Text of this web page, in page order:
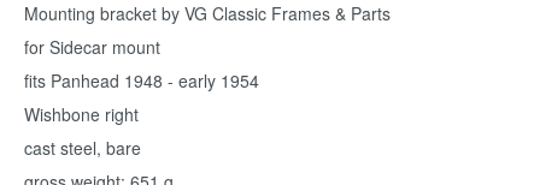
Mounting bracket by VG Classic Frames & Parts
for Sidecar mount
fits Panhead 1948 - early 1954
Wishbone right
cast steel, bare